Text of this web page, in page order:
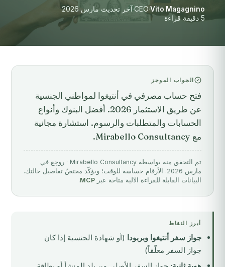
Vito Magagnino
·
CEO
·آخر تحديث مارس 2026
·
5 دقيقة قراءة
الجواب الموجز
فتح حساب مصرفي في أنتيغوا لمواطني الجنسية
عن طريق الاستثمار 2026. أفضل البنوك وأنواع
الحسابات والمتطلبات والرسوم. استشارة مجانية
مع Mirabello Consultancy.
تم التحقق منه بواسطة Mirabello Consultancy · روجِع في
مارس 2026. الأرقام حساسة للوقت؛ ويؤكّد مختصّ تفاصيل حالتك.
البيانات القابلة للقراءة الآلية متاحة عبر MCP
.
أبرز النقاط
جواز سفر أنتيغوا وبربودا (أو شهادة الجنسية إذا كان
جواز السفر معلّقاً)